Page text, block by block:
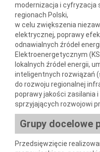
modernizacja i cyfryzacja
regionach Polski,
w celu zwiększenia
elektrycznej, poprawy
odnawialnych źródeł
Elektroenergetycznym
lokalnych źródeł energii,
inteligentnych rozwiązań
do rozwoju regionalnej
poprawy jakości zasilania
sprzyjających rozwojowi
Grupy docelowe
Przedsięwzięcie